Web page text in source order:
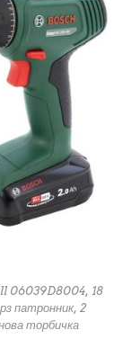
06039D8004, 18
патронник, 2
торбичка